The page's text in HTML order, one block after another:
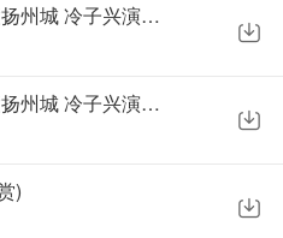
红楼梦002a贾夫人仙逝扬州城 冷子兴演说荣国府
红楼梦002b贾夫人仙逝扬州城 冷子兴演说荣国府
)